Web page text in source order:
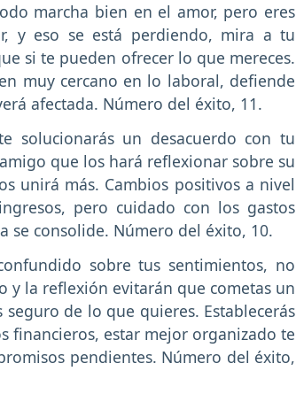
marcha bien en el amor, pero eres
y eso se está perdiendo, mira a tu
si te pueden ofrecer lo que mereces.
muy cercano en lo laboral, defiende
afectada. Número del éxito, 11.
solucionarás un desacuerdo con tu
que los hará reflexionar sobre su
unirá más. Cambios positivos a nivel
pero cuidado con los gastos
se consolide. Número del éxito, 10.
sobre tus sentimientos, no
y la reflexión evitarán que cometas un
de lo que quieres. Establecerás
financieros, estar mejor organizado te
pendientes. Número del éxito,